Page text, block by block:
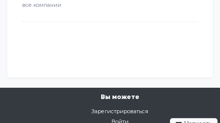
все компании
Вы можете
Зарегистрироваться
Войти